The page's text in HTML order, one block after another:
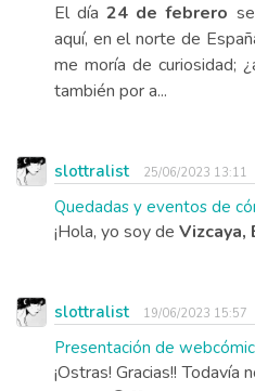
El día24 de febrero
aquí, en el norte de
me moría de curiosidad;
también por a...
slottralist 25/06/2023 13:11
Quedadas y eventos de
¡Hola, yo soy de Vizcaya,
slottralist 19/06/2023 15:57
Presentación de
¡Ostras! Gracias!! Todavía